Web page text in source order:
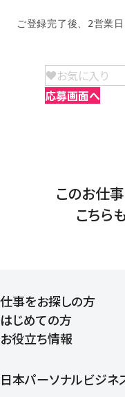
ご登録完了後、2営業
お気に入り
応募画面へ
このお仕
こちら
仕事をお探しの方
はじめての方
登録から就業開始まで
お役立ち情報
日本パーソナルビジネ